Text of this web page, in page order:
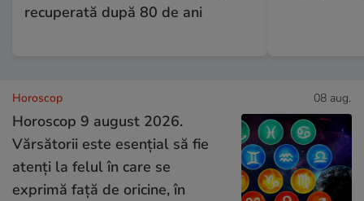
recuperată după 80 de ani
Horoscop 08 aug.
Horoscop 9 august 2026.
Vărsătorii este esențial să fie
atenți la felul în care se
exprimă față de oricine, în